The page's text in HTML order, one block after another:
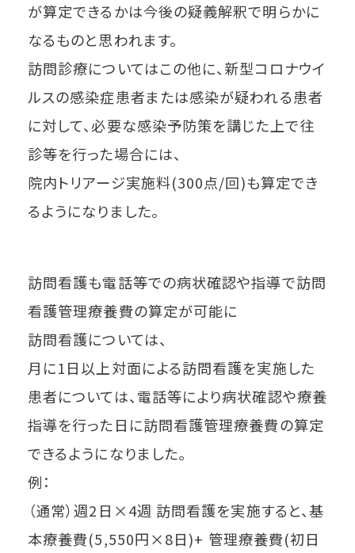
が算定できるかは今後の疑義解釈で明らかに
なるものと思われます。
訪問診療についてはこの他に、新型コロナウイ
ルスの感染症患者または感染が疑われる患者
に対して、必要な感染予防策を講じた上で往
診等を行った場合には、
院内トリアージ実施料(300点/回)も算定でき
るようになりました。
訪問看護も電話等での病状確認や指導で訪問
看護管理療養費の算定が可能に
訪問看護については、
月に1日以上対面による訪問看護を実施した
患者については、電話等により病状確認や療養
指導を行った日に訪問看護管理療養費の算定
できるようになりました。
例：
（通常）週2日×4週 訪問看護を実施すると、基
本療養費(5,550円×8日)+ 管理療養費(初日